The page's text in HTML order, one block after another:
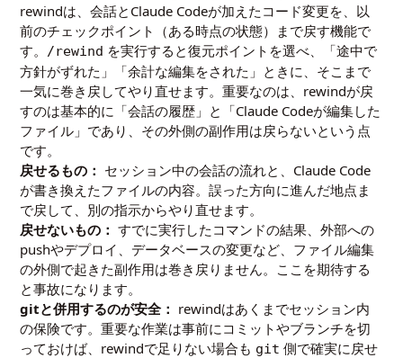
rewindは、会話とClaude Codeが加えたコード変更を、以
前のチェックポイント（ある時点の状態）まで戻す機能で
す。
/rewind を実行すると復元ポイントを選べ、「途中で
方針がずれた」「余計な編集をされた」ときに、そこまで
一気に巻き戻してやり直せます。重要なのは、rewindが戻
すのは基本的に「会話の履歴」と「Claude Codeが編集した
ファイル」であり、その外側の副作用は戻らないという点
です。
戻せるもの： セッション中の会話の流れと、Claude Code
が書き換えたファイルの内容。誤った方向に進んだ地点ま
で戻して、別の指示からやり直せます。
戻せないもの： すでに実行したコマンドの結果、外部への
pushやデプロイ、データベースの変更など、ファイル編集
の外側で起きた副作用は巻き戻りません。ここを期待する
と事故になります。
gitと併用するのが安全： rewindはあくまでセッション内
の保険です。重要な作業は事前にコミットやブランチを切
っておけば、rewindで足りない場合も git 側で確実に戻せ